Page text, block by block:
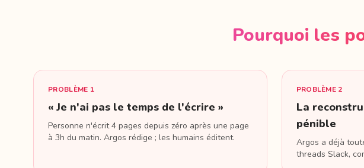
Pourquoi les
PROBLÈME 1
« Je n'ai pas le temps de l'écrire »
Personne n'écrit 4 pages depuis zéro après une page
à 3h du matin. Argos rédige ; les humains éditent.
PROBLÈME 2
La
pénible
Argos a déjà
threads Slack,